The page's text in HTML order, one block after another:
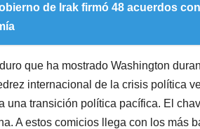
de Irak firmó 48 acuerdos
que ha mostrado Washington
internacional de la crisis política
una transición política pacífica. El
A estos comicios llega con los más